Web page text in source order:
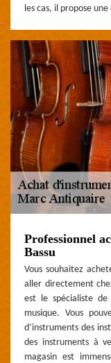
les cas, il propose
Professionnel
Bassu
Vous souhaitez
aller directement
est le spécialiste de
musique. Vous
d’instruments des
des instruments à
magasin est